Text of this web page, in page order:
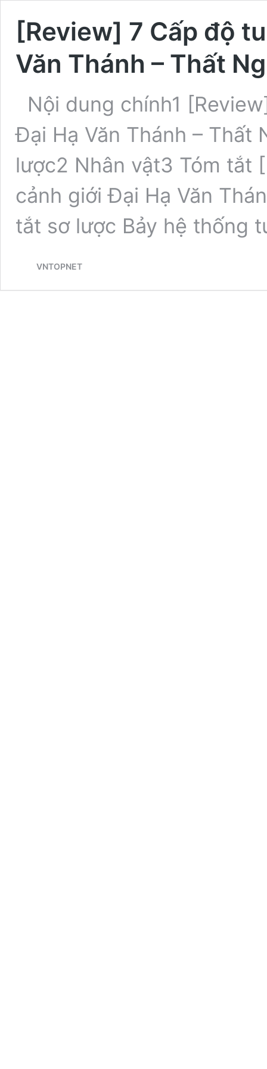
[Review] 7 Cấp độ
Văn Thánh – Thất
Nội dung chính1
Đại Hạ Văn Thánh – Thất
lược2 Nhân vật3 Tóm tắt
cảnh giới Đại Hạ Văn
tắt sơ lược Bảy hệ thống
VNTOPNET